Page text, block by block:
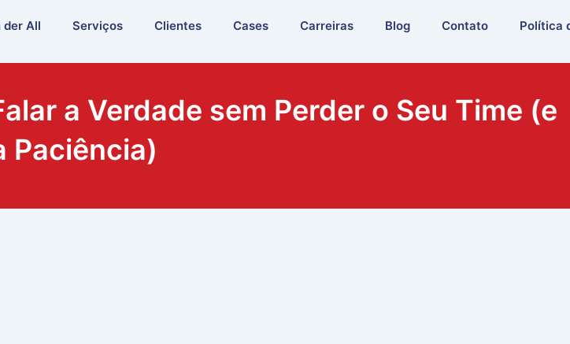
der All Serviços Clientes Cases Carreiras Blog Contato Política
a Verdade sem Perder o Seu Time (e
Paciência)